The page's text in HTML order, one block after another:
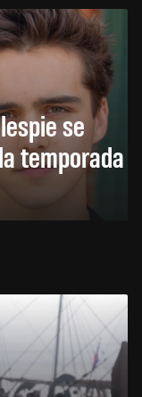
se
temporada